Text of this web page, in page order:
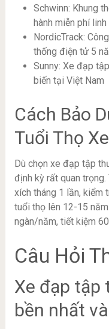
Schwinn: Khung
hành miễn phí linh
NordicTrack:
thống điện tử 5
Sunny: Xe đạp
biến tại Việt Nam
Cách Bảo
Tuổi Thọ
Dù chọn xe đạp tập
định kỳ rất quan
xích tháng 1 lần, kiểm
tuổi thọ lên 12-15
ngàn/năm, tiết kiệm
Câu Hỏi
Xe đạp tập
bền nhất